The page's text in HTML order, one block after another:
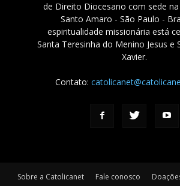
de Direito Diocesano com sede
Santo Amaro - São Paulo -
espiritualidade missionária está
Santa Teresinha do Menino Jesus e
Xavier.
Contato:
Sobre a Catolicanet Fale conosco